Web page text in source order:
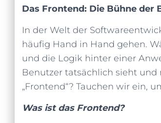
Das Frontend: Die Bühne der
In der Welt der
häufig Hand in Hand gehen.
und die Logik hinter einer
Benutzer tatsächlich sieht
„Frontend“? Tauchen wir ein,
Was ist das Frontend?